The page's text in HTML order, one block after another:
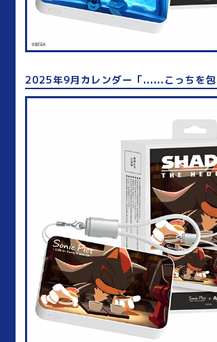
2025年9月カレンダー「......こっちを包